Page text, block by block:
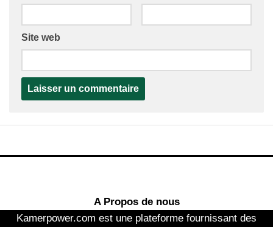
Site web
A Propos de nous
Kamerpower.com est une plateforme fournissant des